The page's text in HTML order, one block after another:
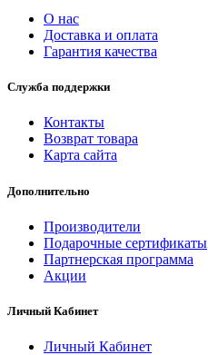
О нас
Доставка и оплата
Гарантия качества
Служба поддержки
Контакты
Возврат товара
Карта сайта
Дополнительно
Производители
Подарочные сертификаты
Партнерская программа
Акции
Личный Кабинет
Личный Кабинет